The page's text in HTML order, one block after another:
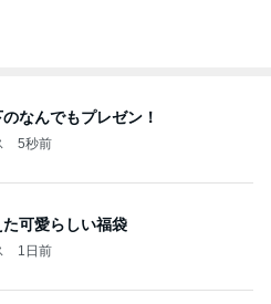
なんでもプレゼン！
5秒前
可愛らしい福袋
1日前